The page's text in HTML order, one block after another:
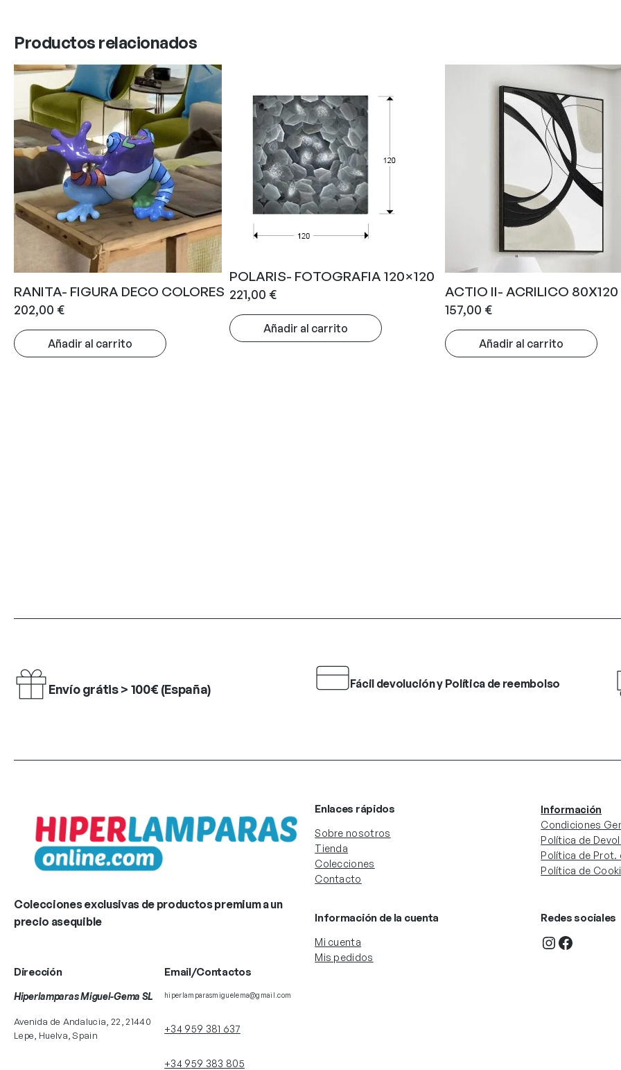
Productos relacionados
RANITA- FIGURA DECO COLORES
202,00 €
Añadir al carrito
POLARIS- FOTOGRAFIA 120×120
221,00 €
Añadir al carrito
ACTIO II- ACRILICO 80X120
157,00 €
Añadir al carrito
Envío grátis > 100€ (España) Fácil devolución y Política de reembolso
Colecciones exclusivas de productos premium a un
precio asequible
Dirección
Hiperlamparas Miguel-Gema SL
Avenida de Andalucia, 22, 21440
Lepe, Huelva, Spain
Email/Contactos
hiperlamparasmiguelema@gmail.com
+34 959 381 637
+34 959 383 805
Enlaces rápidos
Sobre nosotros
Tienda
Colecciones
Contacto
Información
Condiciones
Política de
Política de Prot.
Política de
Información de la cuenta
Mi cuenta
Mis pedidos
Redes sociales
InstagramFacebook